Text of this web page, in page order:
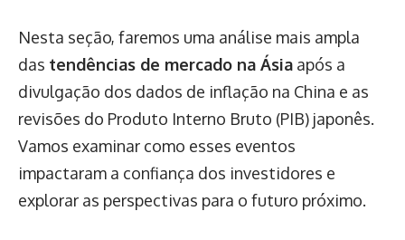
Nesta seção, faremos uma análise mais ampla
das tendências de mercado na Ásia após a
divulgação dos dados de inflação na China e as
revisões do Produto Interno Bruto (PIB) japonês.
Vamos examinar como esses eventos
impactaram a confiança dos investidores e
explorar as perspectivas para o futuro próximo.